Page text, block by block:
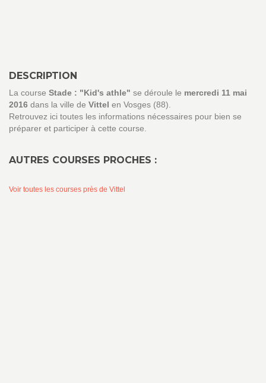
DESCRIPTION
La course Stade : "Kid's athle" se déroule le mercredi 11 mai
2016 dans la ville de Vittel en Vosges (88).
Retrouvez ici toutes les informations nécessaires pour bien se
préparer et participer à cette course.
AUTRES COURSES PROCHES :
Voir toutes les courses près de Vittel